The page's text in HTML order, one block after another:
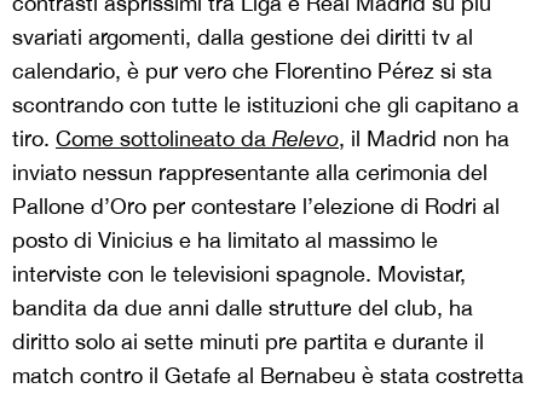
svariati argomenti, dalla gestione dei diritti tv al
calendario, è pur vero che Florentino Pérez si sta
scontrando con tutte le istituzioni che gli capitano a
tiro. Come sottolineato da Relevo, il Madrid non ha
inviato nessun rappresentante alla cerimonia del
Pallone d’Oro per contestare l’elezione di Rodri al
posto di Vinicius e ha limitato al massimo le
interviste con le televisioni spagnole. Movistar,
bandita da due anni dalle strutture del club, ha
diritto solo ai sette minuti pre partita e durante il
match contro il Getafe al Bernabeu è stata costretta